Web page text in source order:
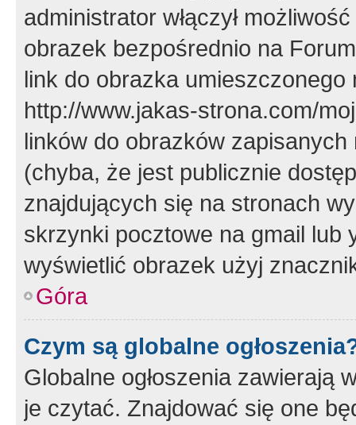
administrator włączył
obrazek bezpośrednio na
link do obrazka
http://www.jakas-strona.com/
linków do obrazków
(chyba, że jest publicznie
znajdujących się na stronach
skrzynki pocztowe na gmail lub
wyświetlić obrazek użyj
Góra
Czym są globalne
Globalne ogłoszenia zawierają
je czytać. Znajdować się one